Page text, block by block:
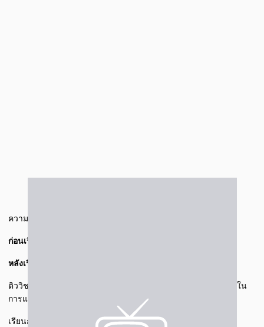
ความประทับใจ คือ
ก่อนเรียน
หลังเรียน
ติววิชาวิทยาศาสตร์กับ ครูมีน เก่งได้
ใน
การแข่งขันวันวิทยาศาสตร์
เรียนกับครมีน เก่งได้